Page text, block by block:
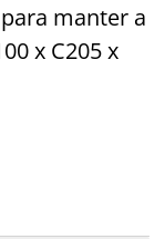
manter a
x C205 x